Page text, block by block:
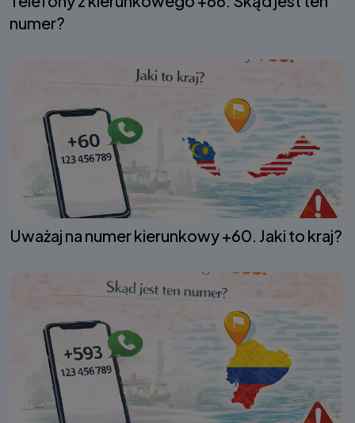
numer?
Uważaj na numer kierunkowy +60. Jaki to kraj?